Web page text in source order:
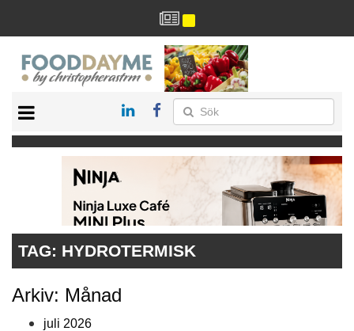
RESTAURANG
TAG: HYDROTERMISK
Arkiv: Månad
juli 2026